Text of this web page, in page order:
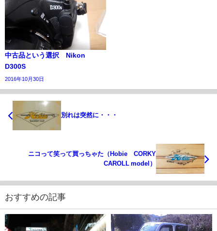
中古品という選択 Nikon
D300S
2016年10月30日
別れは突然に・・・
ニコって笑って買っちゃた（Hobie CORKY
CAROLL model）
おすすめの記事